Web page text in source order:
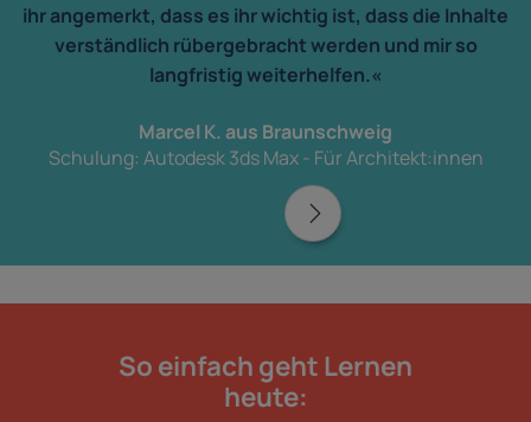
ihr angemerkt, dass es ihr wichtig ist, dass die Inhalte
verständlich rübergebracht werden und mir so
langfristig weiterhelfen.«
Marcel K. aus Braunschweig
Schulung: Autodesk 3ds Max - Für Architekt:innen
So einfach geht Lernen
heute: